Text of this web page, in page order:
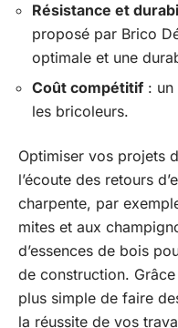
Résistance et
proposé par Brico
optimale et une
Coût compétitif :
les bricoleurs.
Optimiser vos projets
l’écoute des retours
charpente, par
mites et aux
d’essences de bois
de construction.
plus simple de faire
la réussite de vos